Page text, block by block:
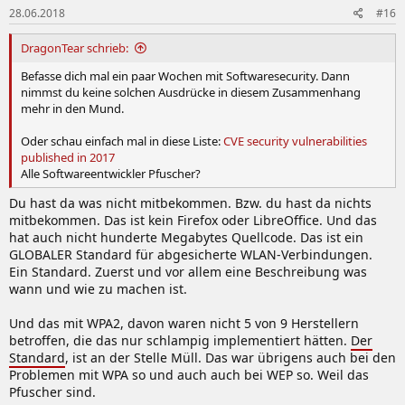
28.06.2018 #16
DragonTear schrieb:
Befasse dich mal ein paar Wochen mit Softwaresecurity. Dann
nimmst du keine solchen Ausdrücke in diesem Zusammenhang
mehr in den Mund.
Oder schau einfach mal in diese Liste:CVE security vulnerabilities
published in 2017
Alle Softwareentwickler Pfuscher?
Du hast da was nicht mitbekommen. Bzw. du hast da nichts
mitbekommen. Das ist kein Firefox oder LibreOffice. Und das
hat auch nicht hunderte Megabytes Quellcode. Das ist ein
GLOBALER Standard für abgesicherte WLAN-Verbindungen.
Ein Standard. Zuerst und vor allem eine Beschreibung was
wann und wie zu machen ist.
Und das mit WPA2, davon waren nicht 5 von 9 Herstellern
betroffen, die das nur schlampig implementiert hätten. Der
Standard, ist an der Stelle Müll. Das war übrigens auch bei den
Problemen mit WPA so und auch auch bei WEP so. Weil das
Pfuscher sind.